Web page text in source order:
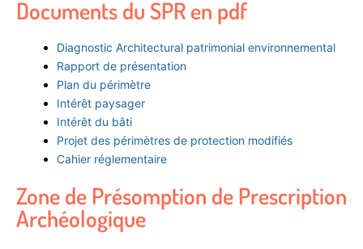
Documents du SPR en pdf
Diagnostic Architectural patrimonial environnemental
Rapport de présentation
Plan du périmètre
Intérêt paysager
Intérêt du bâti
Projet des périmètres de protection modifiés
Cahier réglementaire
Zone de Présomption de Prescription
Archéologique